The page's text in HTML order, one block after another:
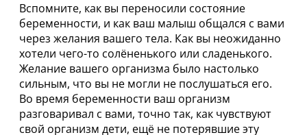
Вспомните, как вы переносили состояние
беременности, и как ваш малыш общался с вами
через желания вашего тела. Как вы неожиданно
хотели чего-то солёненького или сладенького.
Желание вашего организма было настолько
сильным, что вы не могли не послушаться его.
Во время беременности ваш организм
разговаривал с вами, точно так, как чувствуют
свой организм дети, ещё не потерявшие эту